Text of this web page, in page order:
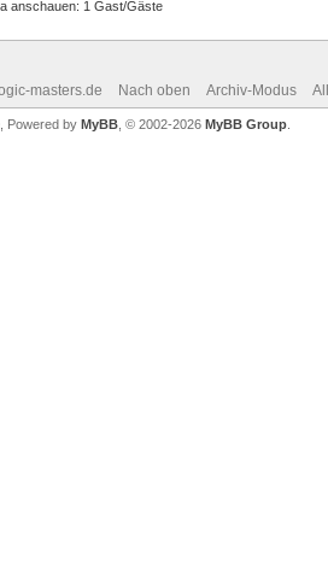
anschauen: 1 Gast/Gäste
masters.de Nach oben Archiv-Modus
, Powered by MyBB , © 2002-2026 MyBB Group